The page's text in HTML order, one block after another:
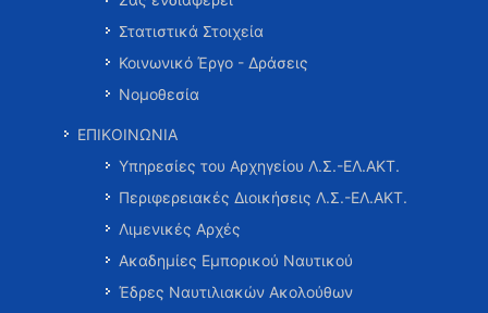
Στατιστικά Στοιχεία
Κοινωνικό Έργο - Δράσεις
Νομοθεσία
ΕΠΙΚΟΙΝΩΝΙΑ
Υπηρεσίες του Αρχηγείου Λ.Σ.-ΕΛ.ΑΚΤ.
Περιφερειακές Διοικήσεις Λ.Σ.-ΕΛ.ΑΚΤ.
Λιμενικές Αρχές
Ακαδημίες Εμπορικού Ναυτικού
Έδρες Ναυτιλιακών Ακολούθων